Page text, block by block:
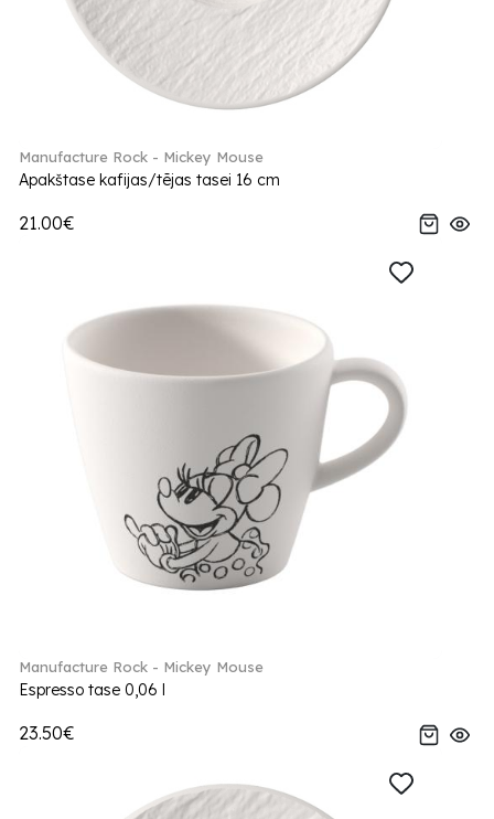
Manufacture Rock - Mickey Mouse
Apakštase kafijas/tējas tasei 16 cm
21.00€
Manufacture Rock - Mickey Mouse
Espresso tase 0,06 l
23.50€